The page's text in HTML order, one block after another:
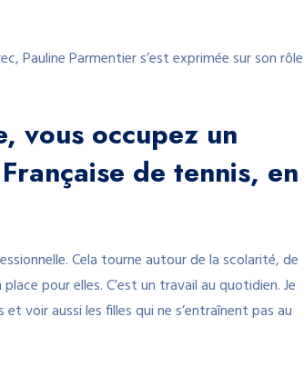
Pauline Parmentier s’est exprimée sur son rôle
vous occupez un
de tennis, en
Cela tourne autour de la scolarité, de
pour elles. C’est un travail au quotidien. Je
voir aussi les filles qui ne s’entraînent pas au